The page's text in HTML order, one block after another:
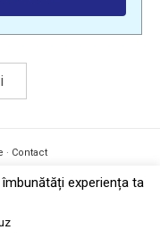
· Contact
experiența ta